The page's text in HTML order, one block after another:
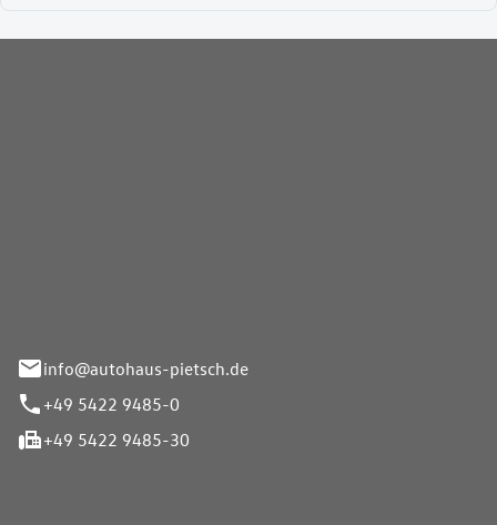
info@autohaus-pietsch.de
+49 5422 9485-0
+49 5422 9485-30